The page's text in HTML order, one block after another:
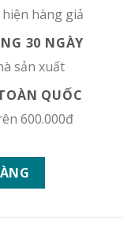
hàng giả
30 NGÀY
sản xuất
QUỐC
600.000đ